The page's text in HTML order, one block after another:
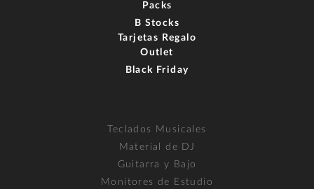
Packs
B Stocks
Tarjetas Regalo
Outlet
Black Friday
Teclados Musicales
Material de DJ
Guitarra y Bajo
Monitores de Estudio